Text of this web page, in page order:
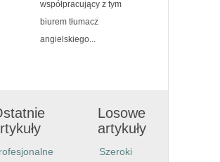
współpracujący z tym
biurem tłumacz
angielskiego...
Losowe
artykuły
Szeroki